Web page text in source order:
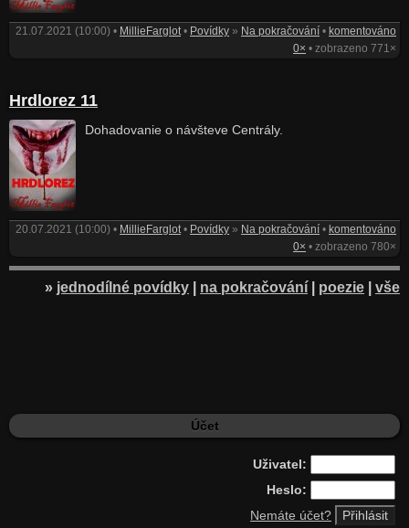
21.07.2021 (10:00) • MillieFarglot• Povídky » Na pokračování • komentováno
0× • zobrazeno 771×
Hrdlorez 11
Dohadovanie o návšteve Centrály.
20.07.2021 (10:00) • MillieFarglot• Povídky » Na pokračování • komentováno
0× • zobrazeno 780×
» jednodílné povídky na pokračování poezie |vše
Účet
Uživatel:
Heslo:
Nemáte účet?